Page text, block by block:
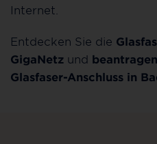
Internet.
Entdecken Sie die
GigaNetz und beantragen
Glasfaser-Anschluss in